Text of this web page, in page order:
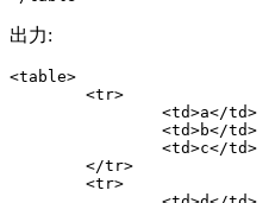
出力:
<table>